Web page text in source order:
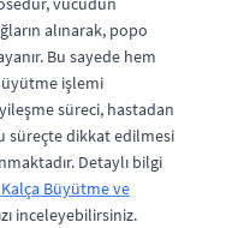
alınarak, popo
Bu sayede hem
işlemi
süreci, hastadan
süreçte dikkat edilmesi
Detaylı bilgi
Büyütme ve
inceleyebilirsiniz.